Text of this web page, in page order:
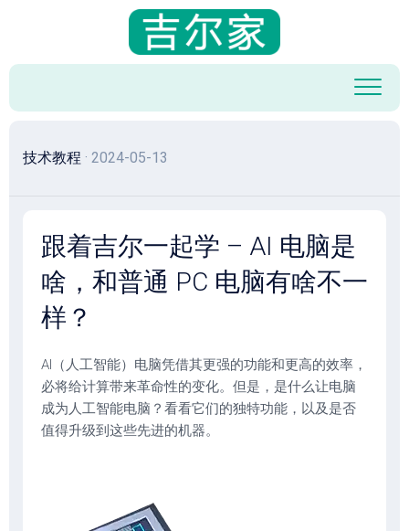
容
技术教程 · 2024-05-13
跟着吉尔一起学 – AI 电脑是
啥，和普通 PC 电脑有啥不一
样？
AI（人工智能）电脑凭借其更强的功能和更高的效率，
必将给计算带来革命性的变化。但是，是什么让电脑
成为人工智能电脑？看看它们的独特功能，以及是否
值得升级到这些先进的机器。